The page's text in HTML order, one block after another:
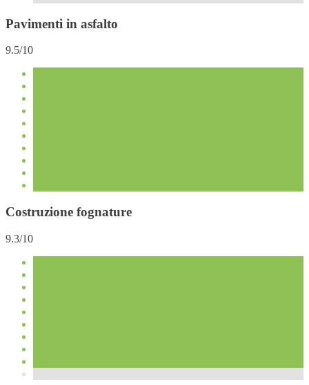
Pavimenti in asfalto
9.5/10
Costruzione fognature
9.3/10